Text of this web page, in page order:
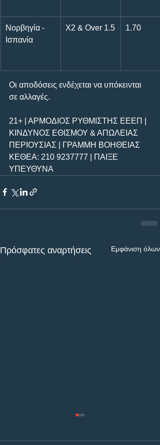
Νορβηγία -
Ισπανία
Χ2 & Over 1.5 1.70
Οι αποδόσεις ενδέχεται να υπόκεινται
σε αλλαγές.
21+ | ΑΡΜΟΔΙΟΣ ΡΥΘΜΙΣΤΗΣ ΕΕΕΠ |
ΚΙΝΔΥΝΟΣ ΕΘΙΣΜΟΥ & ΑΠΩΛΕΙΑΣ
ΠΕΡΙΟΥΣΙΑΣ | ΓΡΑΜΜΗ ΒΟΗΘΕΙΑΣ
ΚΕΘΕΑ: 210 9237777 | ΠΑΙΞΕ
ΥΠΕΥΘΥΝΑ
Πρόσφατες αναρτήσεις Εμφάνιση όλων